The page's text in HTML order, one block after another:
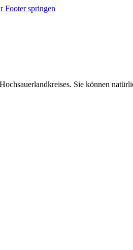
Footer springen
Sie können